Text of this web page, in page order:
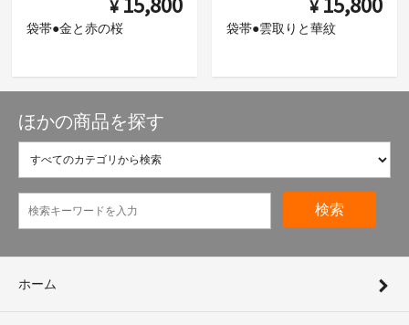
¥
袋帯●金と赤の桜
¥
袋帯●雲取りと華紋
ほかの商品を探す
検索
ホーム